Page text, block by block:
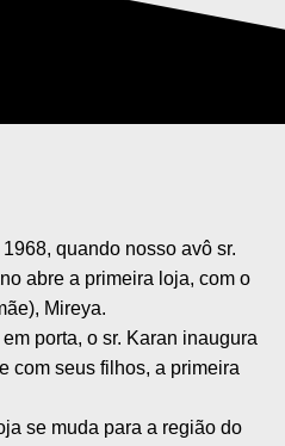
quando nosso avô sr.
abre a primeira loja, com o
Mireya.
porta, o sr. Karan inaugura
com seus filhos, a primeira
se muda para a região do